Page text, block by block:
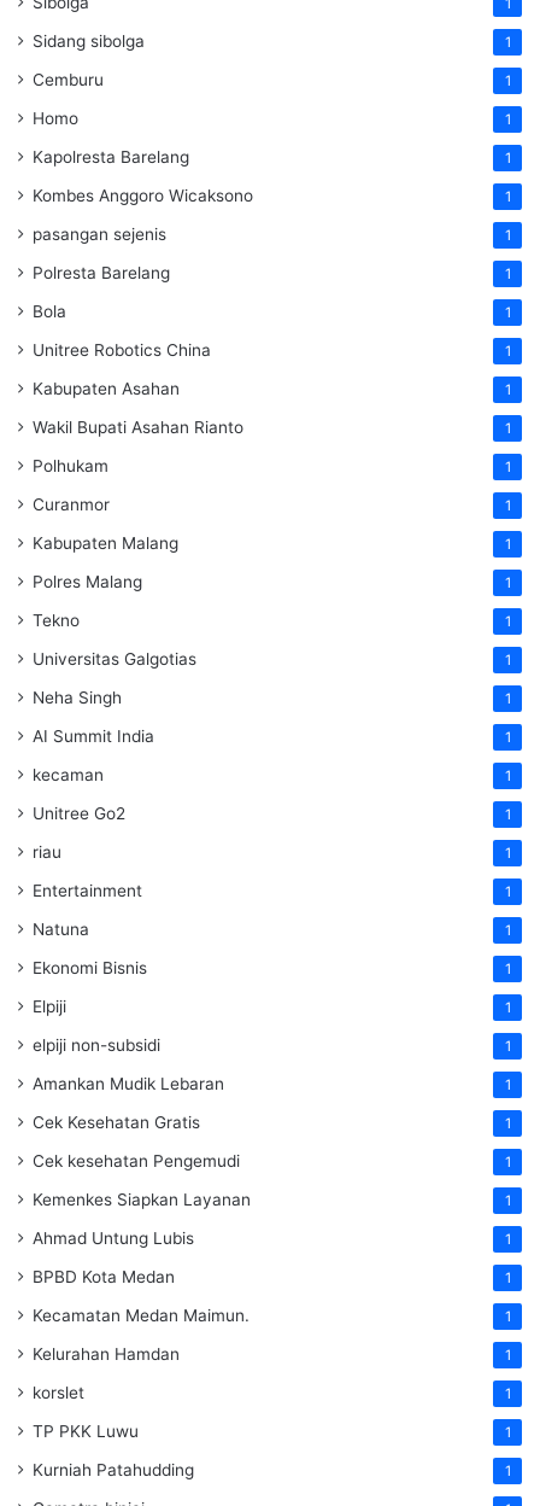
1
Sidang sibolga 1
Cemburu 1
Homo 1
Kapolresta Barelang 1
Kombes Anggoro Wicaksono 1
pasangan sejenis 1
Polresta Barelang 1
Bola 1
Unitree Robotics China 1
Kabupaten Asahan 1
Wakil Bupati Asahan Rianto 1
Polhukam 1
Curanmor 1
Kabupaten Malang 1
Polres Malang 1
Tekno 1
Universitas Galgotias 1
Neha Singh 1
AI Summit India 1
kecaman 1
Unitree Go2 1
riau 1
Entertainment 1
Natuna 1
Ekonomi Bisnis 1
Elpiji 1
elpiji non-subsidi 1
Amankan Mudik Lebaran 1
Cek Kesehatan Gratis 1
Cek kesehatan Pengemudi 1
Kemenkes Siapkan Layanan 1
Ahmad Untung Lubis 1
BPBD Kota Medan 1
Kecamatan Medan Maimun. 1
Kelurahan Hamdan 1
korslet 1
TP PKK Luwu 1
Kurniah Patahudding 1